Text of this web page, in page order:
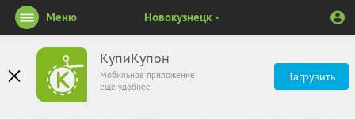
КупиКупон
Мобильное приложение
ещё удобнее
Загрузить
Меню Новокузнецк